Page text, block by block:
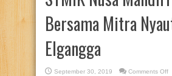
Bersama Mitra
Elgangga
September 30, 2019 Comments Offon